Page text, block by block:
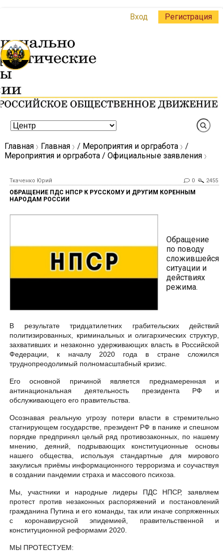
Вход Регистрация
Главная Главная / Мероприятия и оргработа
/
Мероприятия и оргработа / Официальные заявления
Ткаченко Юрий 0 2455
ОБРАЩЕНИЕ ПДС НПСР К РУССКОМУ И ДРУГИМ КОРЕННЫМ
НАРОДАМ РОССИИ
Обращение
по поводу
сложившейся
ситуации и
действиях
режима.
В результате тридцатилетних грабительских действий
политизированных, криминальных и олигархических структур,
захвативших и незаконно удерживающих власть в Российской
Федерации, к началу 2020 года в стране сложился
труднопреодолимый полномасштабный кризис.
Его основной причиной является преднамеренная и
антинациональная деятельность президента РФ и
обслуживающего его правительства.
Осознавая реальную угрозу потери власти в стремительно
стагнирующем государстве, президент РФ в панике и спешном
порядке предпринял целый ряд противозаконных, по нашему
мнению, деяний, подрывающих конституционные основы
нашего общества, используя стандартные для мирового
закулисья приёмы информационного терроризма и соучаствуя
в создании пандемии страха и массового психоза.
Мы, участники и народные лидеры ПДС НПСР, заявляем
протест против незаконных распоряжений и постановлений
гражданина Путина и его команды, так или иначе сопряженных
с коронавирусной эпидемией, правительственной​ и
конституционной реформами 2020.
МЫ ПРОТЕСТУЕМ: